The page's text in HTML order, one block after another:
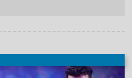
tuvo su recital en Racing que duró